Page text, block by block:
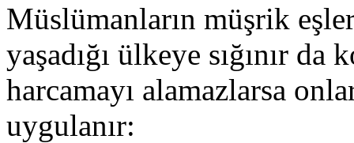
Müslümanların müşrik
yaşadığı ülkeye sığınır da
harcamayı alamazlarsa
uygulanır: